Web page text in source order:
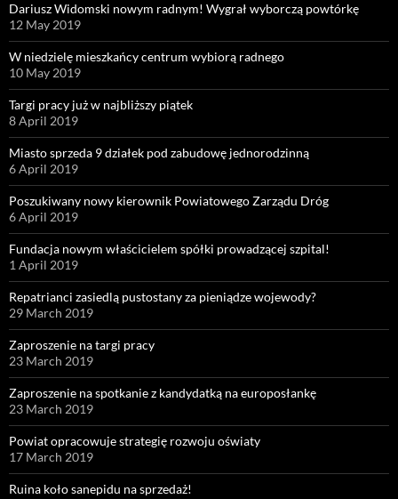
Dariusz Widomski nowym radnym! Wygrał wyborczą powtórkę
12 May 2019
W niedzielę mieszkańcy centrum wybiorą radnego
10 May 2019
Targi pracy już w najbliższy piątek
8 April 2019
Miasto sprzeda 9 działek pod zabudowę jednorodzinną
6 April 2019
Poszukiwany nowy kierownik Powiatowego Zarządu Dróg
6 April 2019
Fundacja nowym właścicielem spółki prowadzącej szpital!
1 April 2019
Repatrianci zasiedlą pustostany za pieniądze wojewody?
29 March 2019
Zaproszenie na targi pracy
23 March 2019
Zaproszenie na spotkanie z kandydatką na europosłankę
23 March 2019
Powiat opracowuje strategię rozwoju oświaty
17 March 2019
Ruina koło sanepidu na sprzedaż!